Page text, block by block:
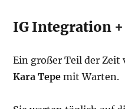
IG Integration
Ein großer Teil der
Kara Tepemit Warten.